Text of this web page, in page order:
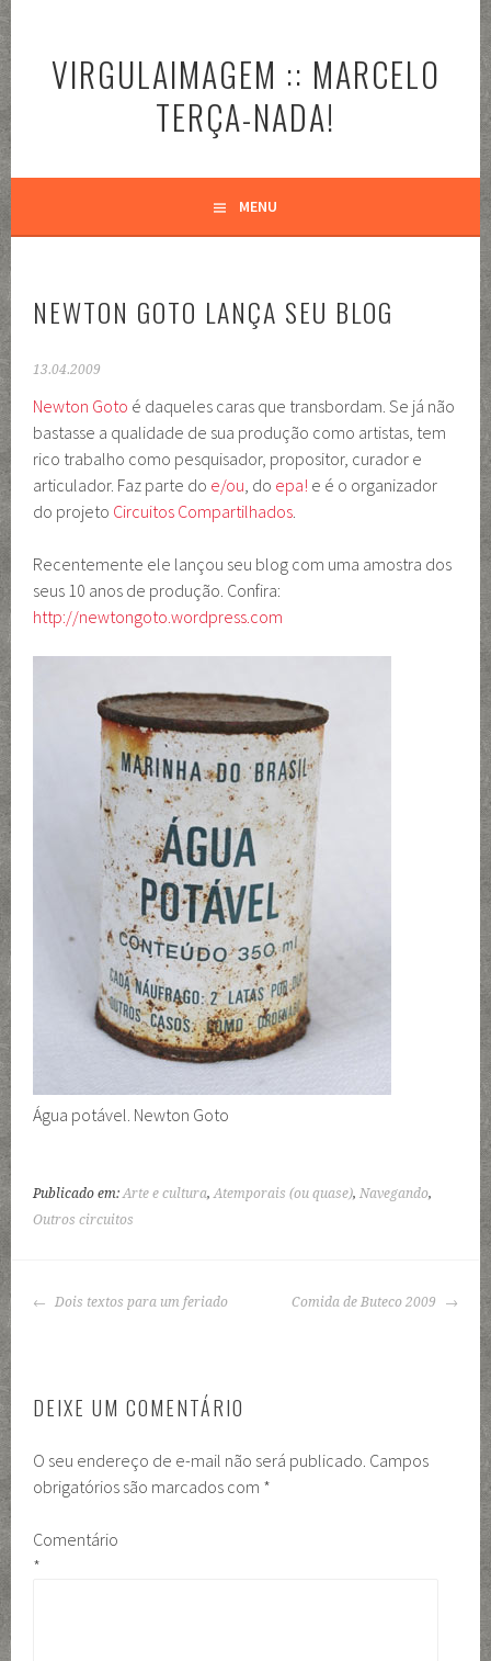
o
conteúdoVIRGULAIMAGEM :: MARCELO
TERÇA-NADA!
MENU
NEWTON GOTO LANÇA SEU BLOG
13.04.2009
Newton Goto é daqueles caras que transbordam. Se já não
bastasse a qualidade de sua produção como artistas, tem
rico trabalho como pesquisador, propositor, curador e
articulador. Faz parte do e/ou, do epa! e é o organizador
do projeto Circuitos Compartilhados.
Recentemente ele lançou seu blog com uma amostra dos
seus 10 anos de produção. Confira:
http://newtongoto.wordpress.com
Água potável. Newton Goto
Publicado em:Arte e cultura,Atemporais (ou quase),Navegando,
Outros circuitos
NAVEGAÇÃO
Dois textos para um feriado Comida de Buteco 2009
DEIXE UM COMENTÁRIO
O seu endereço de e-mail não será publicado. Campos
obrigatórios são marcados com *
Comentário
*